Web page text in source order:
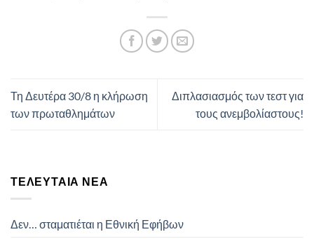
Τη Δευτέρα 30/8 η κλήρωση
των πρωταθλημάτων
Διπλασιασμός των τεστ για
τους ανεμβολίαστους!
ΤΕΛΕΥΤΑΊΑ ΝΈΑ
Δεν… σταματιέται η Εθνική Εφήβων